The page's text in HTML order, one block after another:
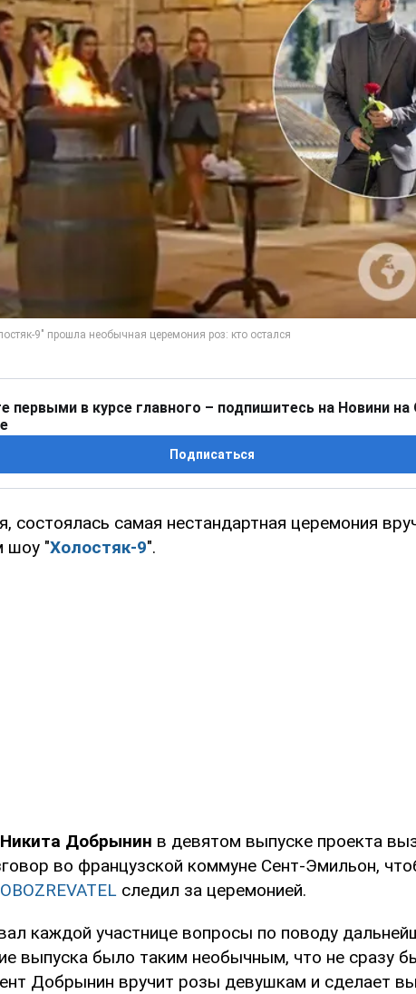
первыми в курсе главного – подпишитесь на Новини на
Подписаться
состоялась самая нестандартная церемония
шоу "Холостяк-9".
Никита Добрынин в девятом выпуске проекта
во французской коммуне Сент-Эмильон,
OBOZREVATEL следил за церемонией.
каждой участнице вопросы по поводу
выпуска было таким необычным, что не сразу
Добрынин вручит розы девушкам и сделает